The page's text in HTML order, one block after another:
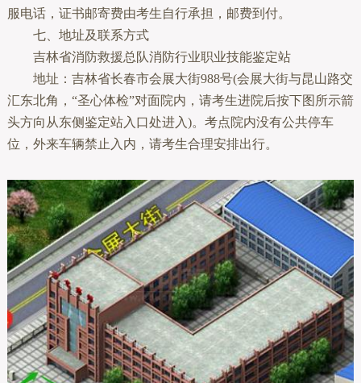
服电话，证书邮寄费由考生自行承担，邮费到付。
七、地址及联系方式
吉林省消防救援总队消防行业职业技能鉴定站
地址：吉林省长春市会展大街988号(会展大街与昆山路交
汇东北角，“圣心体检”对面院内，请考生进院后按下图所示箭
头方向从东侧鉴定站入口处进入)。考点院内没有公共停车
位，外来车辆禁止入内，请考生合理安排出行。